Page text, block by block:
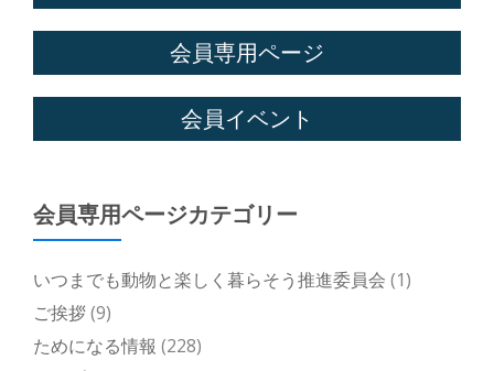
会員専用ページ
会員イベント
会員専用ページカテゴリー
いつまでも動物と楽しく暮らそう推進委員会 (1)
ご挨拶(9)
ためになる情報 (228)